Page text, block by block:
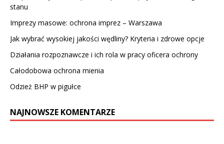
stanu
Imprezy masowe: ochrona imprez – Warszawa
Jak wybrać wysokiej jakości wędliny? Kryteria i zdrowe opcje
Działania rozpoznawcze i ich rola w pracy oficera ochrony
Całodobowa ochrona mienia
Odzież BHP w pigułce
NAJNOWSZE KOMENTARZE